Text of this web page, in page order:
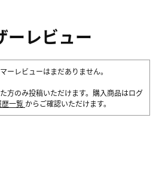
ーレビュー
ーレビューはまだありません。
方のみ投稿いただけます。購入商品はログ
歴一覧 からご確認いただけます。